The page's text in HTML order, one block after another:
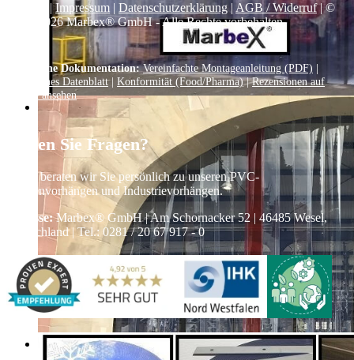
|Impressum | Datenschutzerklärung | AGB / Widerruf| ©
2026Marbex® GmbH - Alle Rechte vorbehalten.
Technische Dokumentation: Vereinfachte Montageanleitung (PDF) |
Technisches Datenblatt| Konformität (Food/Pharma)|Rezensionen auf
Google ansehen
Haben Sie Fragen?
Gerne beraten wir Sie persönlich zu unseren PVC-
Streifenvorhängen und Industrievorhängen.
Adresse:Marbex® GmbH | Am Schornacker 52 | 46485 Wesel,
Deutschland | Tel.: 0281 / 20 67 917 - 0